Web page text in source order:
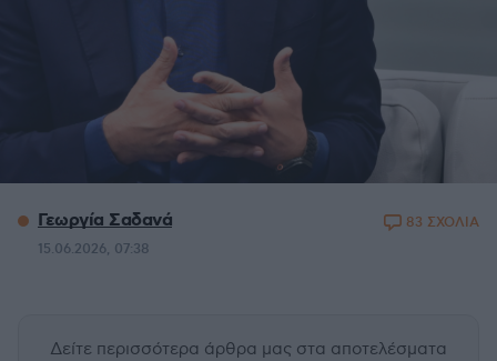
Γεωργία Σαδανά
15.06.2026, 07:38
83 ΣΧΟΛΙΑ
Δείτε περισσότερα άρθρα μας στα αποτελέσματα